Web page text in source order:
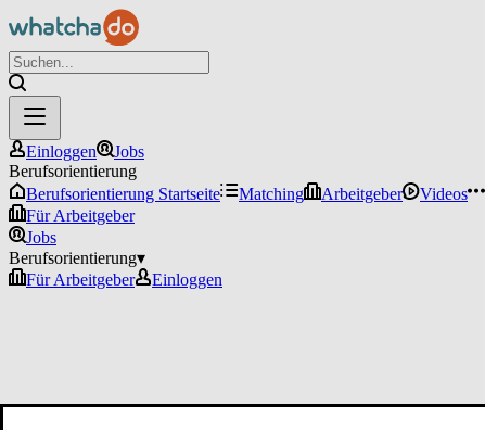
Einloggen
Jobs
Berufsorientierung
Berufsorientierung Startseite
Matching Arbeitgeber Videos
Für Arbeitgeber
Jobs
Berufsorientierung▾
Für Arbeitgeber
Einloggen